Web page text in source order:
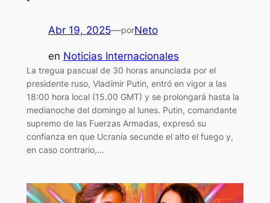
Abr 19, 2025—porNeto
en Noticias Internacionales
La tregua pascual de 30 horas anunciada por el
presidente ruso, Vladímir Putin, entró en vigor a las
18:00 hora local (15.00 GMT) y se prolongará hasta la
medianoche del domingo al lunes. Putin, comandante
supremo de las Fuerzas Armadas, expresó su
confianza en que Ucrania secunde el alto el fuego y,
en caso contrario,…